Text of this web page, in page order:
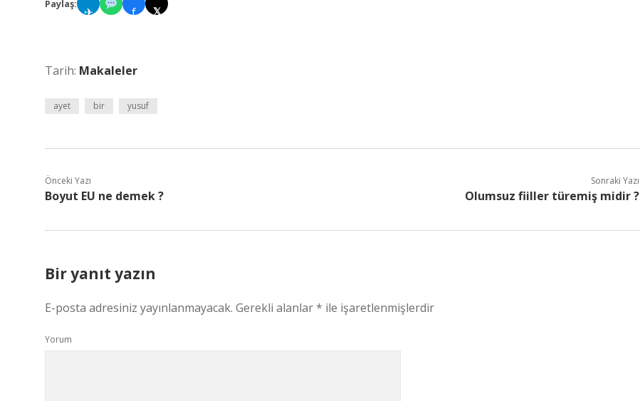
Paylaş:
✈ f 𝕏
Tarih: Makaleler
ayet bir yusuf
Önceki Yazı
Boyut EU ne demek ?
Sonraki Yazı
Olumsuz fiiller türemiş midir ?
Bir yanıt yazın
E-posta adresiniz yayınlanmayacak. Gerekli alanlar* ile işaretlenmişlerdir
Yorum